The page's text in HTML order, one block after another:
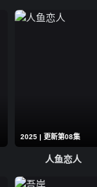
2025 | 更新第08集
人鱼恋人